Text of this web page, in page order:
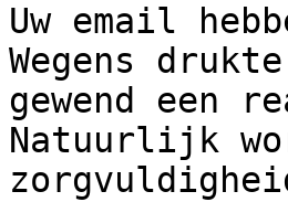
Uw email
Wegens
gewend een
Natuurlijk